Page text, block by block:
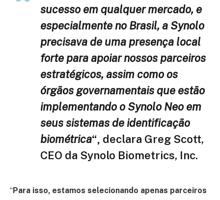
sucesso em qualquer mercado, e
especialmente no Brasil, a Synolo
precisava de uma presença local
forte para apoiar nossos parceiros
estratégicos, assim como os
órgãos governamentais que estão
implementando o Synolo Neo em
seus sistemas de identificação
biométrica“, declara Greg Scott,
CEO da Synolo Biometrics, Inc.
“Para isso, estamos selecionando apenas parceiros